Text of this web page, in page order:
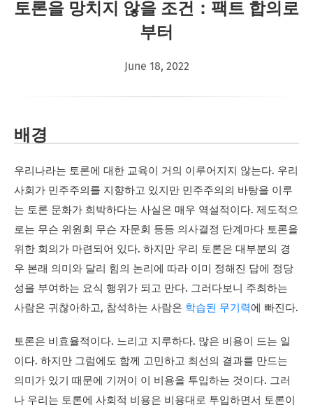
토론을 망치지 않을 조건：팩트 합의로
부터
June 18, 2022
배경
우리나라는 토론에 대한 교육이 거의 이루어지지 않는다. 우리
사회가 민주주의를 지향하고 있지만 민주주의의 바탕을 이루
는 토론 문화가 희박하다는 사실은 매우 역설적이다. 제도적으
로는 무슨 위원회 무슨 자문회 등등 의사결정 단계마다 토론을
위한 회의가 마련되어 있다. 하지만 우리 토론은 대부분의 경
우 본래 의미와 달리 힘의 논리에 따라 이미 정해진 답에 정당
성을 부여하는 요식 행위가 되고 만다. 그러다보니 주최하는
사람은 귀찮아하고, 참석하는 사람은 학습된 무기력 에 빠진다.
토론은 비효율적이다. 느리고 지루하다. 많은 비용이 드는 일
이다. 하지만 그럼에도 함께 고민하고 최선의 결과를 만드는
의미가 있기 때문에 기꺼이 이 비용을 투입하는 것이다. 그러
나 우리는 토론에 사회적 비용은 비용대로 투입하면서 토론이